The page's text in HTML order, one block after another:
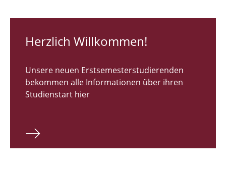
RUNDGANG 26
Bachelor Architektur
Master Architektur
Qualifikationsprofil
Herzlich Willkommen!
Unsere neuen Erstsemesterstudierenden
bekommen alle Informationen über ihren
Studienstart hier